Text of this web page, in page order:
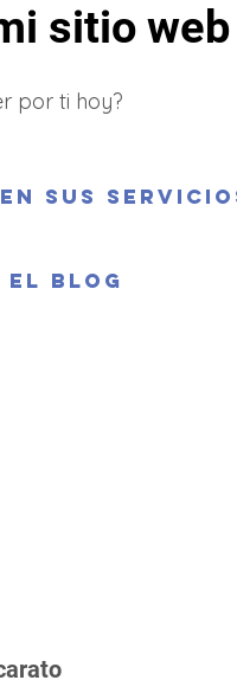
sitio web
por ti hoy?
el blog
sus